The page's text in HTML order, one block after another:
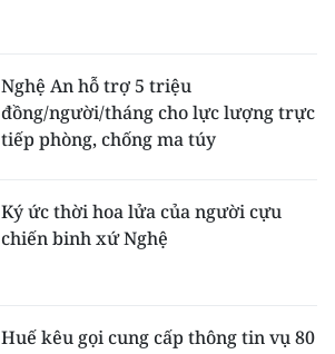
Nghệ An hỗ trợ 5 triệu
đồng/người/tháng cho lực lượng trực
tiếp phòng, chống ma túy
Ký ức thời hoa lửa của người cựu
chiến binh xứ Nghệ
Huế kêu gọi cung cấp thông tin vụ 80